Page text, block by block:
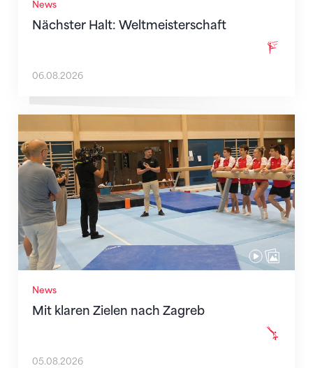
News
Nächster Halt: Weltmeisterschaft
06.08.2026
News
Mit klaren Zielen nach Zagreb
Mit klaren Zielen nach Zagreb
05.08.2026